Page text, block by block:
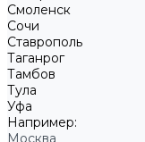
Смоленск
Сочи
Ставрополь
Таганрог
Тамбов
Тула
Уфа
Например:
Москва